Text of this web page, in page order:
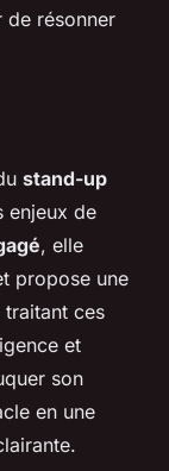
de résonner
stand-up
enjeux de
, elle
propose une
traitant ces
et
son
en une